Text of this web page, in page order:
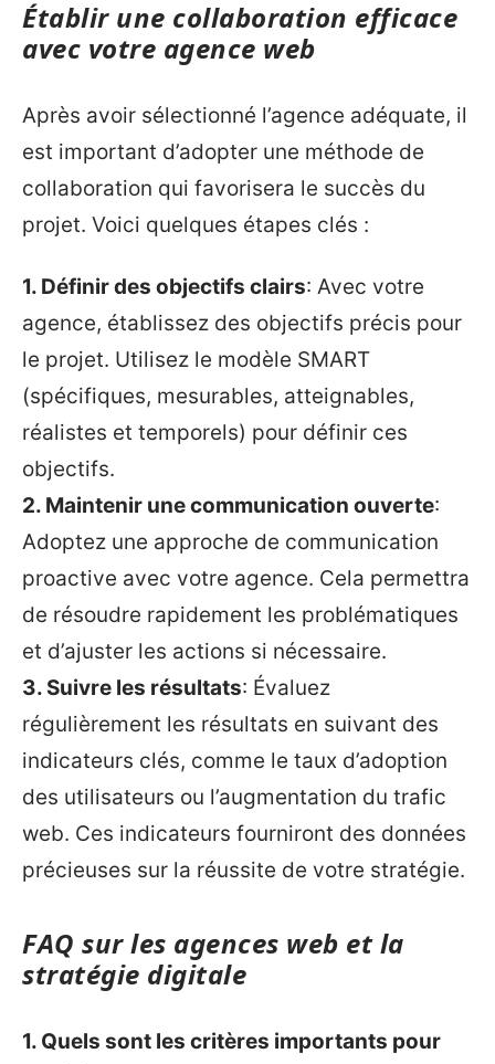
Établir une collaboration efficace
avec votre agence web
Après avoir sélectionné l’agence adéquate, il
est important d’adopter une méthode de
collaboration qui favorisera le succès du
projet. Voici quelques étapes clés :
1. Définir des objectifs clairs: Avec votre
agence, établissez des objectifs précis pour
le projet. Utilisez le modèle SMART
(spécifiques, mesurables, atteignables,
réalistes et temporels) pour définir ces
objectifs.
2. Maintenir une communication ouverte:
Adoptez une approche de communication
proactive avec votre agence. Cela permettra
de résoudre rapidement les problématiques
et d’ajuster les actions si nécessaire.
3. Suivre les résultats: Évaluez
régulièrement les résultats en suivant des
indicateurs clés, comme le taux d’adoption
des utilisateurs ou l’augmentation du trafic
web. Ces indicateurs fourniront des données
précieuses sur la réussite de votre stratégie.
FAQ sur les agences web et la
stratégie digitale
1. Quels sont les critères importants pour